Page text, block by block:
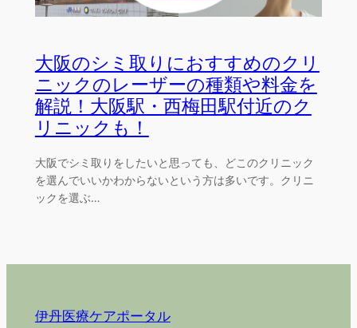
大阪のシミ取りにおすすめのクリ
ニックのレーザーの種類や料金を
解説！大阪駅・西梅田駅付近のク
リニックも！
大阪でシミ取りをしたいと思っても、どこのクリニック
を選んでいいかわからないという方は多いです。クリニ
ックを選ぶ…
伊丹医療ケアポータル